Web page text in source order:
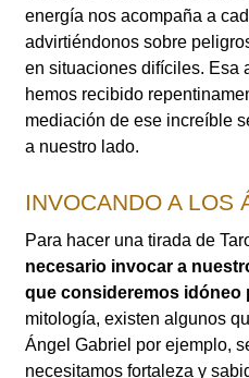
energía nos acompaña a
advirtiéndonos sobre
en situaciones difíciles. Esa
hemos recibido
mediación de ese increíble
a nuestro lado.
INVOCANDO A LOS
Para hacer una tirada de
necesario invocar a
que consideremos idóneo
mitología, existen algunos
Ángel Gabriel por ejemplo,
necesitamos fortaleza y